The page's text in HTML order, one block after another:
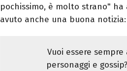
pochissimo, è molto strano"
avuto anche una buona
Vuoi essere
personaggi e